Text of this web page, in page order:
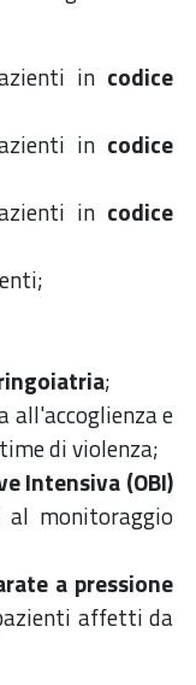
in codice
in codice
in codice
;
all'accoglienza e
di violenza;
Intensiva (OBI)
monitoraggio
a pressione
affetti da